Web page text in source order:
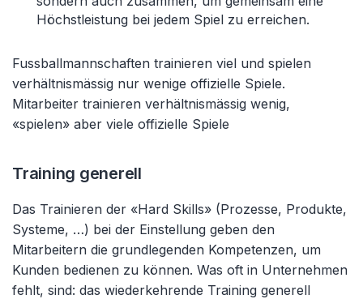
Höchstleistung bei jedem Spiel zu erreichen.
Fussballmannschaften trainieren viel und spielen
verhältnismässig nur wenige offizielle Spiele.
Mitarbeiter trainieren verhältnismässig wenig,
«spielen» aber viele offizielle Spiele
Training generell
Das Trainieren der «Hard Skills» (Prozesse, Produkte,
Systeme, …) bei der Einstellung geben den
Mitarbeitern die grundlegenden Kompetenzen, um
Kunden bedienen zu können. Was oft in Unternehmen
fehlt, sind: das wiederkehrende Training generell